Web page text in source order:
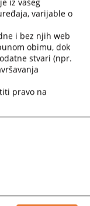
reorganizacije
ukupne
ovih reformi
sudova, te je
Općinskog
donesen
i hercegovine
05“), kojim se
iz vašeg
varijable o
i bez njih web
obimu, dok
stvari (npr.
pravo na